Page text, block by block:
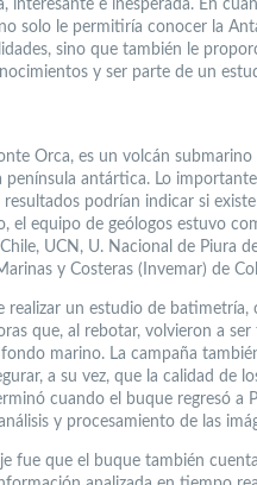
interesante e inesperada. En
solo le permitiría conocer la
sino que también le
y ser parte de un
Orca, es un volcán submarino
antártica. Lo
podrían indicar si
el equipo de geólogos estuvo
UCN, U. Nacional de Piura
y Costeras (Invemar) de
realizar un estudio de batimetría,
que, al rebotar, volvieron a
marino. La campaña
a su vez, que la calidad de
cuando el buque regresó a
y procesamiento de las
fue que el buque también